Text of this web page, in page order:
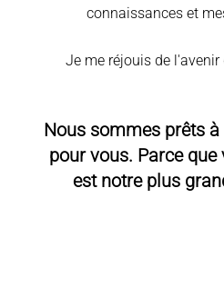
connaissances et
Je me réjouis de l'avenir
Nous sommes prêts
pour vous. Parce
est notre plus